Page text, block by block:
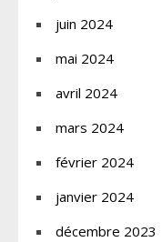
juin 2024
mai 2024
avril 2024
mars 2024
février 2024
janvier 2024
décembre 2023